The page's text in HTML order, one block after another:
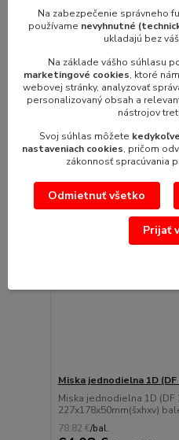
Polievková miska P 500
Miska polievková (DF 10)
cmobjem: 0,5 lt balenie:
45,94 €
/
37,35 €bez DPH
Miska jednodielna 1D (DF
Miska jednodielna 1D (DF
227x178x50mm(šxhxv)
78,82 €/bal.
Na zabezpečenie správneho
používame nevyhnutné
ukladajú bez
Na základe vášho súhlasu
marketingové cookies, ktoré
webovej stránky, analyzovať
personalizovaný obsah a
nástrojov
Svoj súhlas môžete
nastaveniach cookies, pričom
zákonnosť spracúvania
Odmietnuť všetko
Prijať